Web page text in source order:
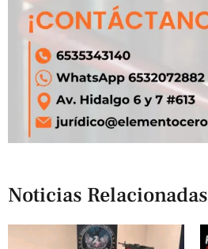
Noticias Relacionadas